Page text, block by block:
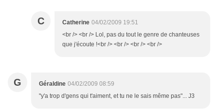
C Catherine 04/02/2009 19:51
<br /> <br /> Lol, pas du tout le genre de chanteuses
que j'écoute !<br /> <br /> <br /> <br />
G Géraldine 04/02/2009 08:59
"y'a trop d'gens qui t'aiment, et tu ne le sais même pas"... J3